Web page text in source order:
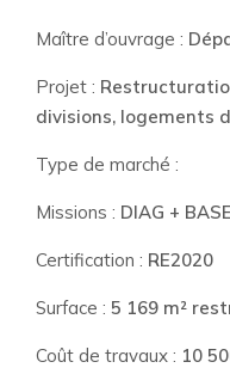
Maître d’ouvrage :
Projet :
divisions, logements
Type de marché :
Missions : DIAG +
Certification : RE2020
Surface : 5 169 m²
Coût de travaux : 10